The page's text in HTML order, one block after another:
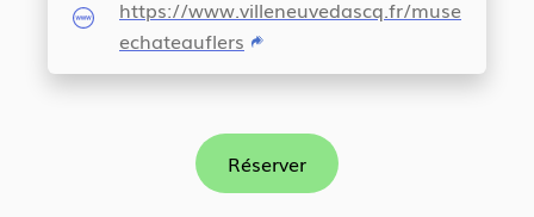
https://www.villeneuvedascq.fr/muse
echateauflers
Réserver